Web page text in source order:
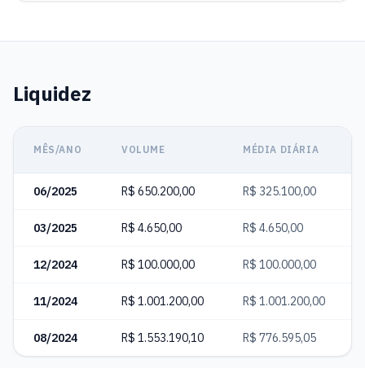
Liquidez
MÊS/ANO VOLUME MÉDIA DIÁRIA
06/2025 R$ 650.200,00 R$ 325.100,00
03/2025 R$ 4.650,00 R$ 4.650,00
12/2024 R$ 100.000,00 R$ 100.000,00
11/2024 R$ 1.001.200,00 R$ 1.001.200,00
08/2024 R$ 1.553.190,10 R$ 776.595,05